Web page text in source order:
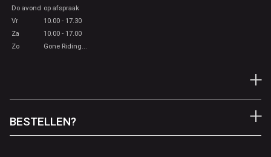
Do avond op afspraak
Vr
10.00 - 17.30
Za
10.00 - 17.00
Zo
Gone Riding...
BESTELLEN?